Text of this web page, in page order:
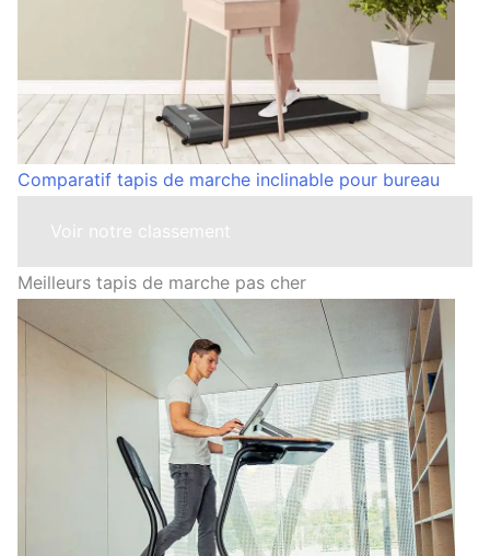
Comparatif tapis de marche inclinable pour bureau
Voir notre classement
Meilleurs tapis de marche pas cher